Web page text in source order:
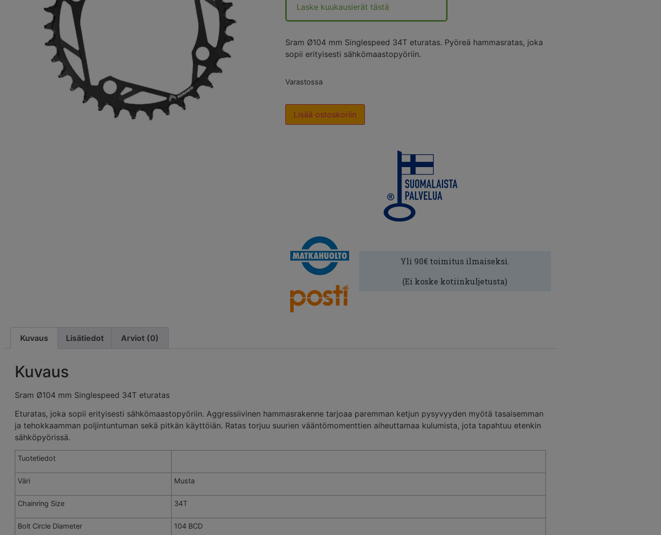
Laske kuukausierät tästä
Sram Ø104 mm Singlespeed 34T eturatas. Pyöreä hammasratas, joka
sopii erityisesti sähkömaastopyöriin.
Varastossa
Lisää ostoskoriin
Yli 90€ toimitus ilmaiseksi.
(Ei koske kotiinkuljetusta)
Kuvaus Lisätiedot Arviot (0)
Kuvaus
Sram Ø104 mm Singlespeed 34T eturatas
Eturatas, joka sopii erityisesti sähkömaastopyöriin. Aggressiivinen hammasrakenne tarjoaa paremman ketjun pysyvyyden myötä tasaisemman
ja tehokkaamman poljintuntuman sekä pitkän käyttöiän. Ratas torjuu suurien vääntömomenttien aiheuttamaa kulumista, jota tapahtuu etenkin
sähköpyörissä.
Tuotetiedot
Väri Musta
Chainring Size 34T
Bolt Circle Diameter 104 BCD